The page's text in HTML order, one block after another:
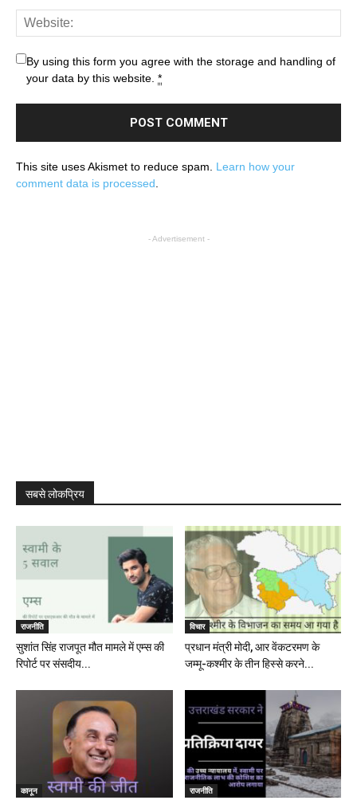
By using this form you agree with the storage and handling of
your data by this website. *
This site uses Akismet to reduce spam. Learn how your
comment data is processed
- Advertisement -
सबसे लोकप्रिय
राजनीति
सुशांत सिंह राजपूत मौत मामले में एम्स की
रिपोर्ट पर संसदीय...
विचार
प्रधान मंत्री मोदी, आर वेंकटरमण के
जम्मू-कश्मीर के तीन हिस्से करने...
कानून राजनीति